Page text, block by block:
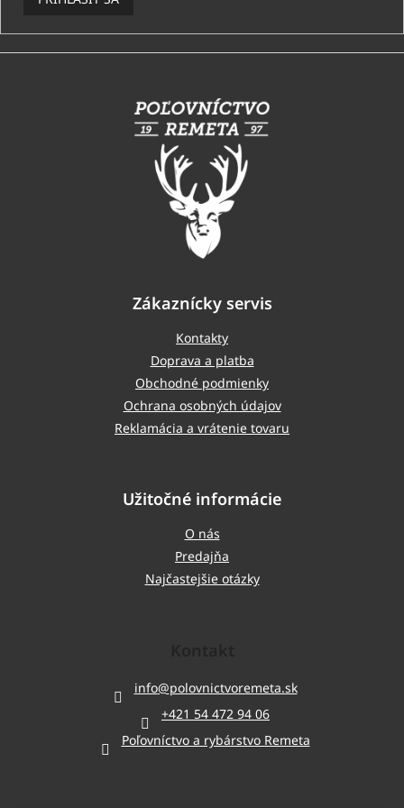
Z
Zákaznícky servis
Kontakty
Doprava a platba
Obchodné podmienky
Ochrana osobných údajov
Reklamácia a vrátenie tovaru
Užitočné informácie
O nás
Predajňa
Najčastejšie otázky
info@polovnictvoremeta.sk
+421 54 472 94 06
Poľovníctvo a rybárstvo Remeta